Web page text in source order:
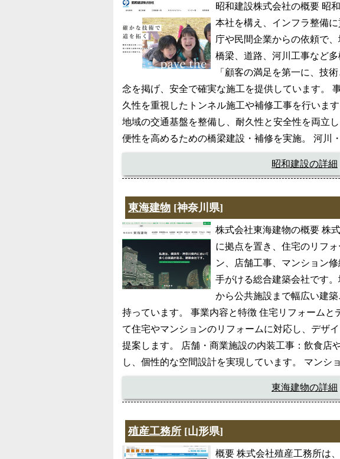
昭和建設株式会社の概要 昭
本社を構え、インフラ整備
庁や民間企業からの依頼で
橋梁、道路、河川工事など
「顧客の満足を第一に、技
念を掲げ、安全で確実な施工を提供しています。
久性を重視したトンネル施工や補修工事を行いま
地域の交通基盤を整備し、耐久性と安全性を両立
便性を高めるための橋梁建設・補修を実施。 河川・
昭和建設の詳細
東海建物 [神奈川県]
株式会社東海建物の概要 株
に拠点を置き、住宅のリフ
ン、店舗工事、マンション
手がける総合建築会社です
から公共施設まで幅広い建
持っています。 事業内容と特徴 住宅リフォームと
て住宅やマンションのリフォームに対応し、デザ
提案します。 店舗・商業施設の内装工事：飲食店
し、個性的な空間設計を実現しています。 マンシ
東海建物の詳細
殖産工務所 [山形県]
概要 株式会社殖産工務所は